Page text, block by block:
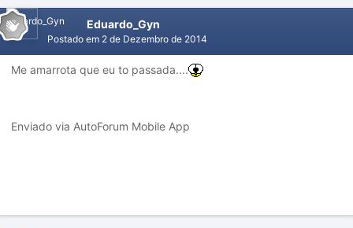
Eduardo_Gyn
Postado em 2 de Dezembro de 2014
Me amarrota que eu to passada....
Enviado via AutoForum Mobile App